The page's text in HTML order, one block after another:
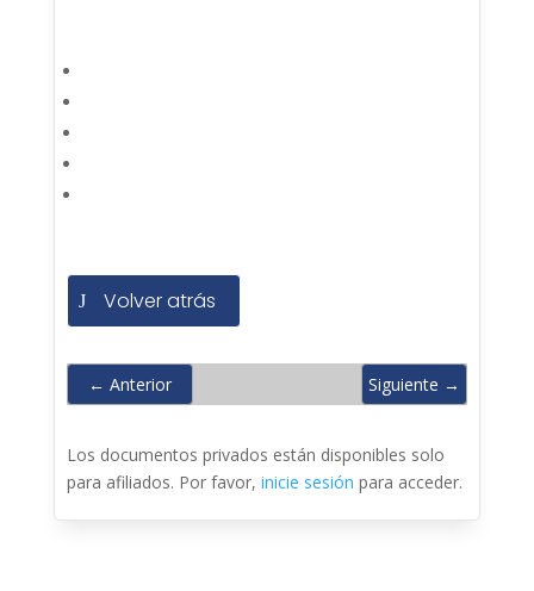
Volver atrás
← Anterior Siguiente →
Los documentos privados están disponibles solo
para afiliados. Por favor, inicie sesión para acceder.